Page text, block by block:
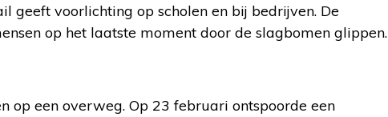
geeft voorlichting op scholen en bij bedrijven. De
op het laatste moment door de slagbomen glippen.
op een overweg. Op 23 februari ontspoorde een